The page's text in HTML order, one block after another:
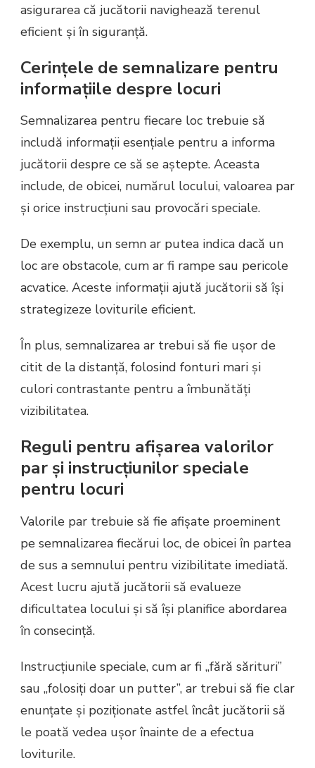
asigurarea că jucătorii navighează terenul
eficient și în siguranță.
Cerințele de semnalizare pentru
informațiile despre locuri
Semnalizarea pentru fiecare loc trebuie să
includă informații esențiale pentru a informa
jucătorii despre ce să se aștepte. Aceasta
include, de obicei, numărul locului, valoarea par
și orice instrucțiuni sau provocări speciale.
De exemplu, un semn ar putea indica dacă un
loc are obstacole, cum ar fi rampe sau pericole
acvatice. Aceste informații ajută jucătorii să își
strategizeze loviturile eficient.
În plus, semnalizarea ar trebui să fie ușor de
citit de la distanță, folosind fonturi mari și
culori contrastante pentru a îmbunătăți
vizibilitatea.
Reguli pentru afișarea valorilor
par și instrucțiunilor speciale
pentru locuri
Valorile par trebuie să fie afișate proeminent
pe semnalizarea fiecărui loc, de obicei în partea
de sus a semnului pentru vizibilitate imediată.
Acest lucru ajută jucătorii să evalueze
dificultatea locului și să își planifice abordarea
în consecință.
Instrucțiunile speciale, cum ar fi „fără sărituri”
sau „folosiți doar un putter”, ar trebui să fie clar
enunțate și poziționate astfel încât jucătorii să
le poată vedea ușor înainte de a efectua
loviturile.